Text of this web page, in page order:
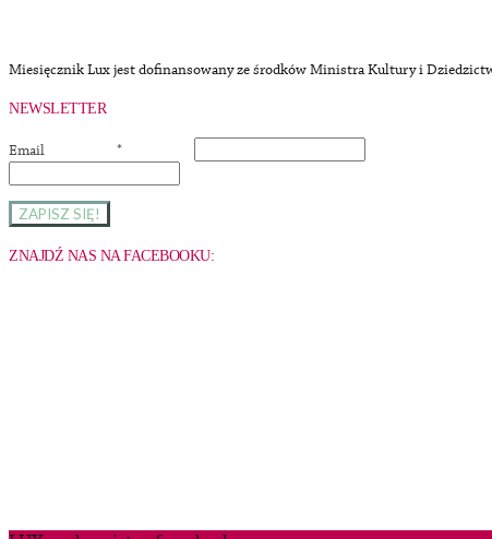
Miesięcznik Lux jest dofinansowany ze środków Ministra Kultury i
NEWSLETTER
Email*
ZNAJDŹ NAS NA FACEBOOKU: